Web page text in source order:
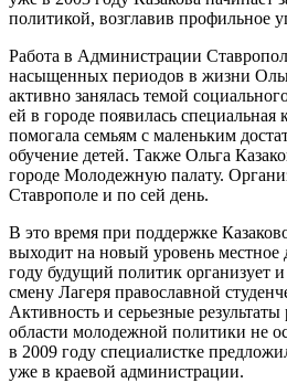
политикой, возглавив профильное
Работа в Администрации
насыщенных периодов в жизни
активно занялась темой
ей в городе появилась специальная
помогала семьям с маленьким
обучение детей. Также Ольга
городе Молодежную палату.
Ставрополе и по сей день.
В это время при поддержке
выходит на новый уровень
году будущий политик организует
смену Лагеря православной
Активность и серьезные
области молодежной политики не
в 2009 году специалистке
уже в краевой администрации.